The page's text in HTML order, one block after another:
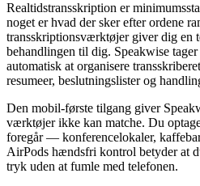
Realtidstransskription er
noget er hvad der sker efter ordene
transskriptionsværktøjer giver dig en
behandlingen til dig. Speakwise
automatisk at organisere
resumeer, beslutningslister og
Den mobil-første tilgang giver
værktøjer ikke kan matche. Du
foregår — konferencelokaler,
AirPods hændsfri kontrol betyder at
tryk uden at fumle med telefonen.